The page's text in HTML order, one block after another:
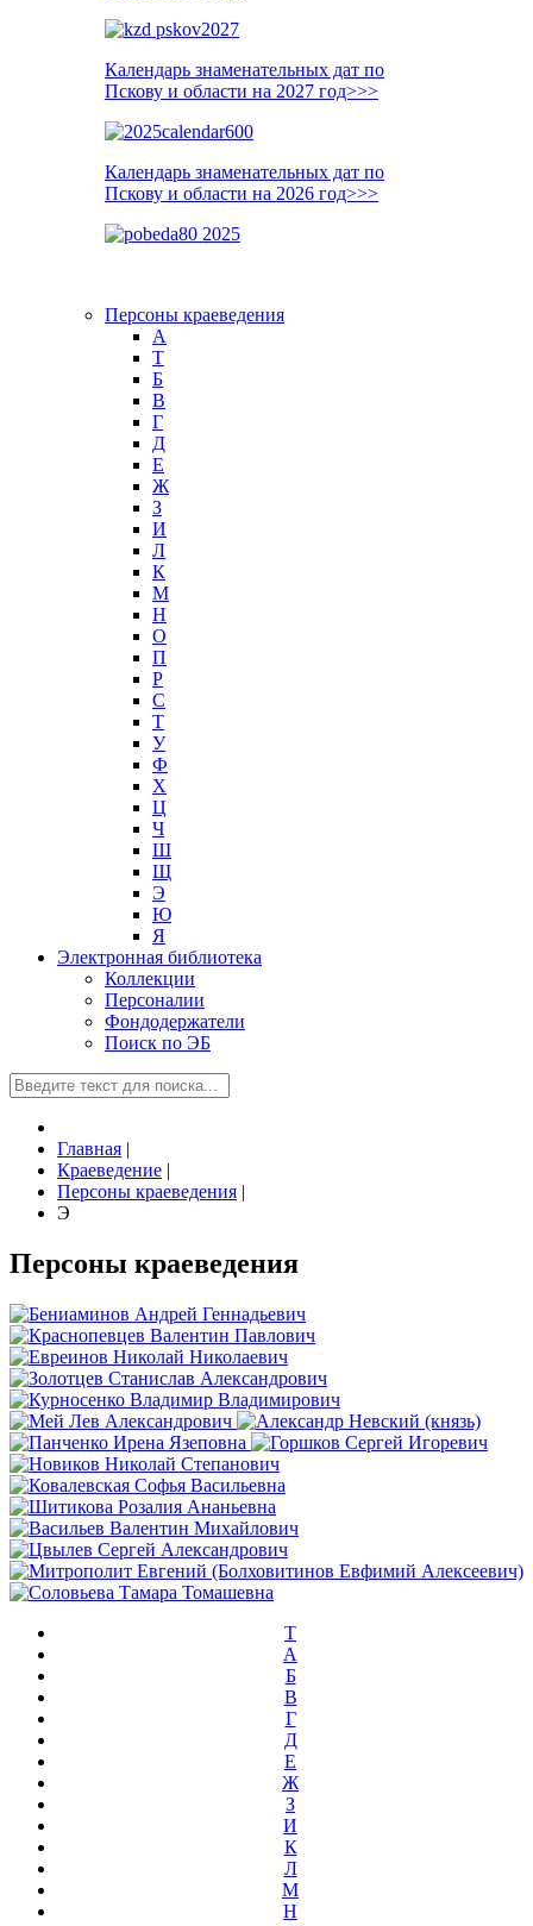
Календарь знаменательных дат по
Пскову и области на 2027 год>>>
Календарь знаменательных дат по
Пскову и области на 2026 год>>>
Персоны краеведения
А
T
Б
В
Г
Д
Е
Ж
З
И
Л
К
М
Н
О
П
Р
С
Т
У
Ф
Х
Ц
Ч
Ш
Щ
Э
Ю
Я
Электронная библиотека
Коллекции
Персоналии
Фондодержатели
Поиск по ЭБ
Главная |
Краеведение |
Персоны краеведения |
Э
Персоны краеведения
T
А
Б
В
Г
Д
Е
Ж
З
И
К
Л
М
Н